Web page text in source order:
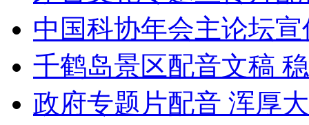
中国科协年会主论坛
千鹤岛景区配音文稿
政府专题片配音 浑厚